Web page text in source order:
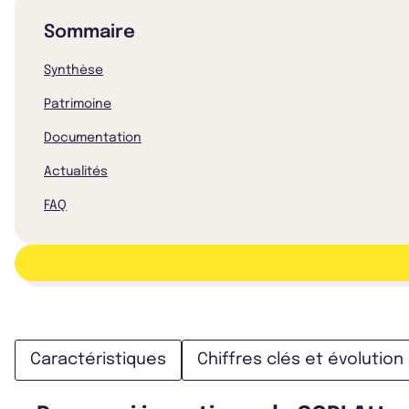
Sommaire
Synthèse
Patrimoine
Documentation
Actualités
FAQ
Caractéristiques Chiffres clés et évolution